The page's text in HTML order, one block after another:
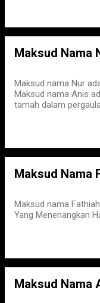
Maksud Nama
Maksud nama Nur
Maksud nama Anis
tamah dalam
Maksud Nama
Maksud nama
Yang Menenangkan
Maksud Nama